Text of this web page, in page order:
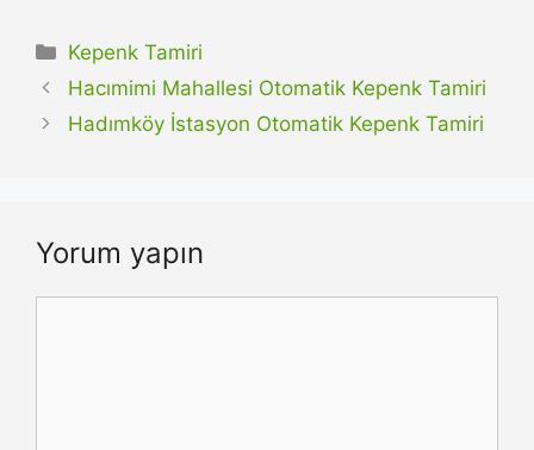
Kategoriler
Kepenk Tamiri
Hacımimi Mahallesi Otomatik Kepenk Tamiri
Hadımköy İstasyon Otomatik Kepenk Tamiri
Yorum yapın